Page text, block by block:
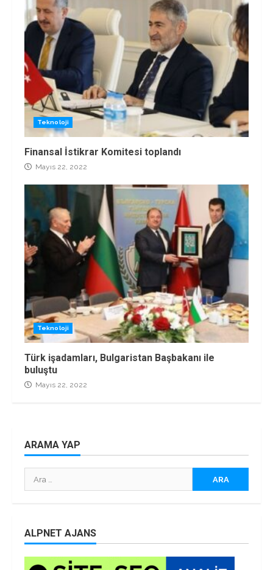
Teknoloji
Finansal İstikrar Komitesi toplandı
Mayıs 22, 2022
Teknoloji
Türk işadamları, Bulgaristan Başbakanı ile
buluştu
Mayıs 22, 2022
ARAMA YAP
Arama:
ALPNET AJANS